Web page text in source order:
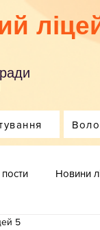
пости Новини
5